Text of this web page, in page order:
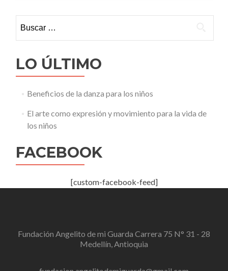
LO ÚLTIMO
Beneficios de la danza para los niños
El arte como expresión y movimiento para la vida de
los niños
FACEBOOK
[custom-facebook-feed]
Fundación Angelito de mi Guarda Carrera 75 N° 31 - 28
Medellín, Antioquia